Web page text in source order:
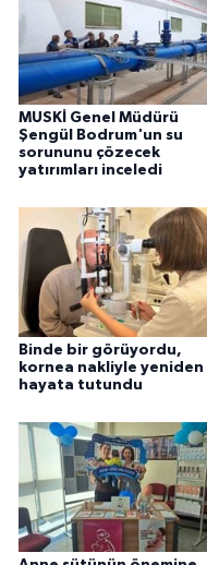
MUSKİ Genel Müdürü
Şengül Bodrum'un su
sorununu çözecek
yatırımları inceledi
Binde bir görüyordu,
kornea nakliyle yeniden
hayata tutundu